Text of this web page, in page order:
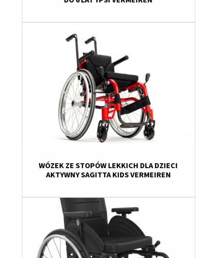
WÓZEK ZE STOPÓW LEKKICH DLA DZIECI
AKTYWNY SAGITTA KIDS VERMEIREN